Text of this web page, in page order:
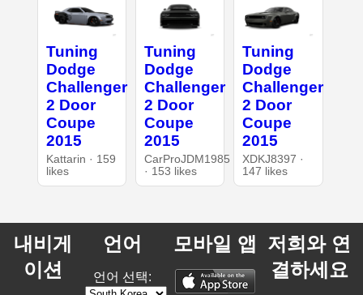
Tuning
Dodge
Challenger
2 Door
Coupe
2015
Kattarin · 159
likes
Tuning
Dodge
Challenger
2 Door
Coupe
2015
CarProJDM1985
· 153 likes
Tuning
Dodge
Challenger
2 Door
Coupe
2015
XDKJ8397 ·
147 likes
내비게
이션
언어
언어 선택:
모바일 앱 저희와 연
결하세요